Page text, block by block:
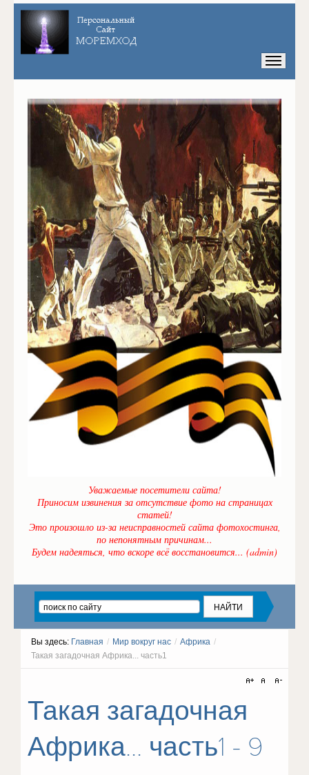
Уважаемые посетители сайта!
Приносим извинения за отсутствие фото на страницах
статей!
Это произошло из-за неисправностей сайта фотохостинга,
по непонятным причинам...
Будем надеяться, что вскоре всё восстановится... (admin)
Вы здесь: Главная / Мир вокруг нас / Африка /
Такая загадочная Африка... часть1
Такая загадочная
Африка... часть1 - 9